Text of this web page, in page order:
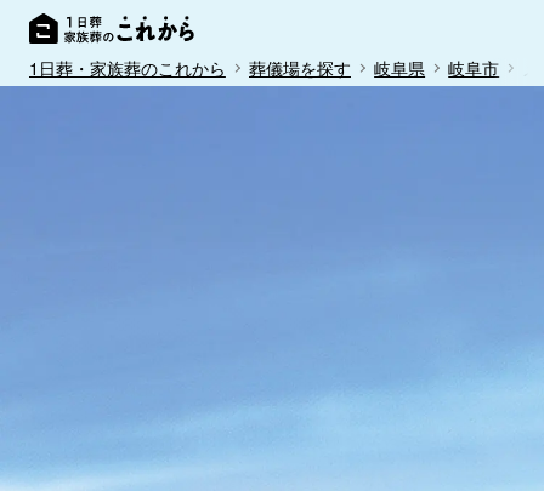
1日葬・家族葬のこれから 葬儀場を探す 岐阜県 岐阜市